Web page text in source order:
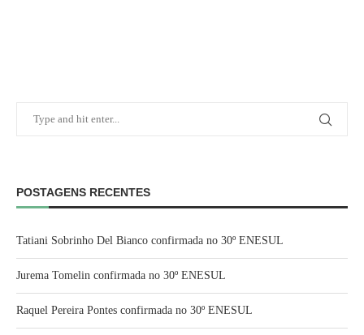
POSTAGENS RECENTES
Tatiani Sobrinho Del Bianco confirmada no 30º ENESUL
Jurema Tomelin confirmada no 30º ENESUL
Raquel Pereira Pontes confirmada no 30º ENESUL